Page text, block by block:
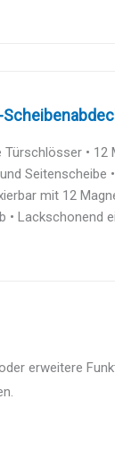
• 12
Seitenscheibe
mit 12
Lackschonend
erweitere